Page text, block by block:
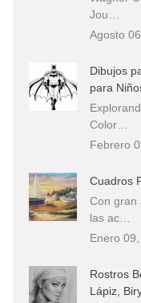
Jou…
Agosto
Dibujos
para
Color…
Febrero
Cuadros
Con gran
las ac…
Enero
Rostros
Lápiz,